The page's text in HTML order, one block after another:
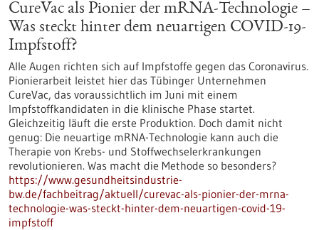
CureVac als Pionier der mRNA-Technologie –
Was steckt hinter dem neuartigen COVID-19-
Impfstoff?
Alle Augen richten sich auf Impfstoffe gegen das Coronavirus.
Pionierarbeit leistet hier das Tübinger Unternehmen
CureVac, das voraussichtlich im Juni mit einem
Impfstoffkandidaten in die klinische Phase startet.
Gleichzeitig läuft die erste Produktion. Doch damit nicht
genug: Die neuartige mRNA-Technologie kann auch die
Therapie von Krebs- und Stoffwechselerkrankungen
revolutionieren. Was macht die Methode so besonders?
https://www.gesundheitsindustrie-
bw.de/fachbeitrag/aktuell/curevac-als-pionier-der-mrna-
technologie-was-steckt-hinter-dem-neuartigen-covid-19-
impfstoff